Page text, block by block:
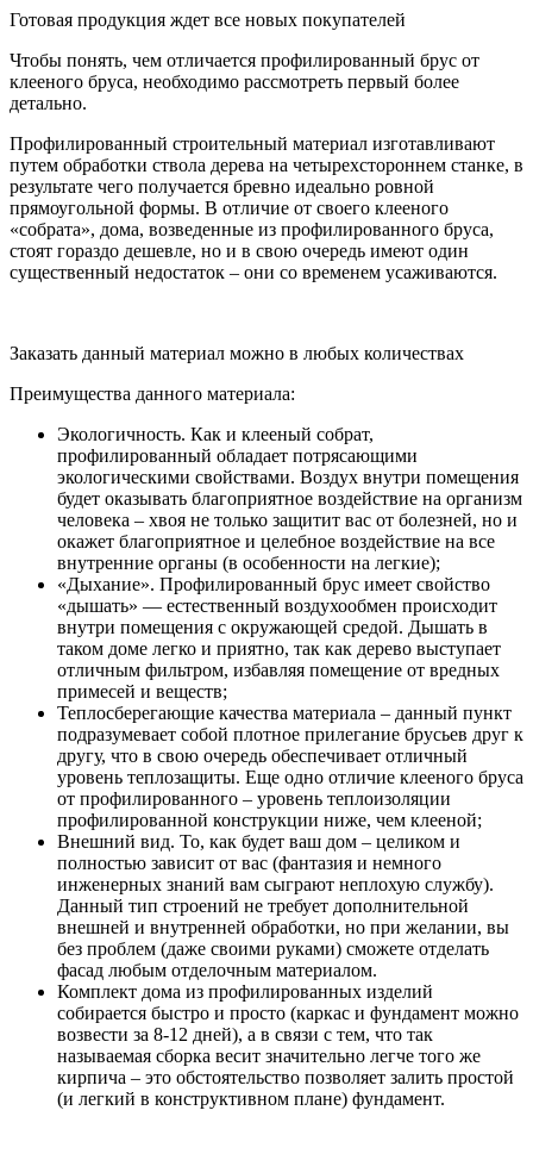
Готовая продукция ждет все новых покупателей
Чтобы понять, чем отличается профилированный брус от
клееного бруса, необходимо рассмотреть первый более
детально.
Профилированный строительный материал изготавливают
путем обработки ствола дерева на четырехстороннем станке, в
результате чего получается бревно идеально ровной
прямоугольной формы. В отличие от своего клееного
«собрата», дома, возведенные из профилированного бруса,
стоят гораздо дешевле, но и в свою очередь имеют один
существенный недостаток – они со временем усаживаются.
Заказать данный материал можно в любых количествах
Преимущества данного материала:
Экологичность. Как и клееный собрат,
профилированный обладает потрясающими
экологическими свойствами. Воздух внутри помещения
будет оказывать благоприятное воздействие на организм
человека – хвоя не только защитит вас от болезней, но и
окажет благоприятное и целебное воздействие на все
внутренние органы (в особенности на легкие);
«Дыхание». Профилированный брус имеет свойство
«дышать» — естественный воздухообмен происходит
внутри помещения с окружающей средой. Дышать в
таком доме легко и приятно, так как дерево выступает
отличным фильтром, избавляя помещение от вредных
примесей и веществ;
Теплосберегающие качества материала – данный пункт
подразумевает собой плотное прилегание брусьев друг к
другу, что в свою очередь обеспечивает отличный
уровень теплозащиты. Еще одно отличие клееного бруса
от профилированного – уровень теплоизоляции
профилированной конструкции ниже, чем клееной;
Внешний вид. То, как будет ваш дом – целиком и
полностью зависит от вас (фантазия и немного
инженерных знаний вам сыграют неплохую службу).
Данный тип строений не требует дополнительной
внешней и внутренней обработки, но при желании, вы
без проблем (даже своими руками) сможете отделать
фасад любым отделочным материалом.
Комплект дома из профилированных изделий
собирается быстро и просто (каркас и фундамент можно
возвести за 8-12 дней), а в связи с тем, что так
называемая сборка весит значительно легче того же
кирпича – это обстоятельство позволяет залить простой
(и легкий в конструктивном плане) фундамент.